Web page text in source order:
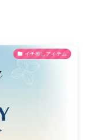
イチ推しアイテム